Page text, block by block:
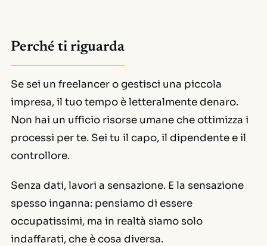
Perché ti riguarda
Se sei un freelancer o gestisci una piccola
impresa, il tuo tempo è letteralmente denaro.
Non hai un ufficio risorse umane che ottimizza i
processi per te. Sei tu il capo, il dipendente e il
controllore.
Senza dati, lavori a sensazione. E la sensazione
spesso inganna: pensiamo di essere
occupatissimi, ma in realtà siamo solo
indaffarati, che è cosa diversa.